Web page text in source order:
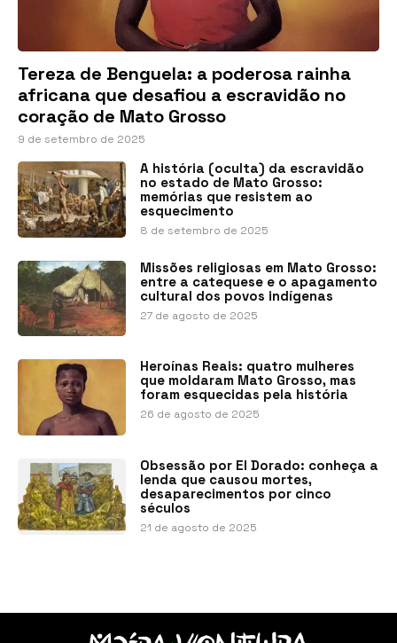
Tereza de Benguela: a poderosa rainha
africana que desafiou a escravidão no
coração de Mato Grosso
9 de setembro de 2025
A história (oculta) da escravidão
no estado de Mato Grosso:
memórias que resistem ao
esquecimento
8 de setembro de 2025
Missões religiosas em Mato Grosso:
entre a catequese e o apagamento
cultural dos povos indígenas
27 de agosto de 2025
Heroínas Reais: quatro mulheres
que moldaram Mato Grosso, mas
foram esquecidas pela história
26 de agosto de 2025
Obsessão por El Dorado: conheça a
lenda que causou mortes,
desaparecimentos por cinco
séculos
21 de agosto de 2025